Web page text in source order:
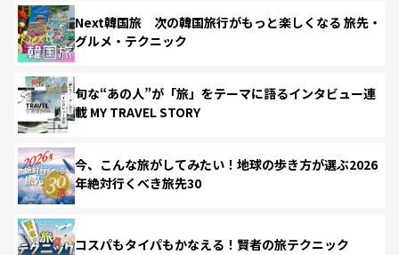
Next韓国旅 次の韓国旅行がもっと楽しくなる 旅先・
グルメ・テクニック
旬な“あの人”が「旅」をテーマに語るインタビュー連
載 MY TRAVEL STORY
今、こんな旅がしてみたい！地球の歩き方が選ぶ2026
年絶対行くべき旅先30
コスパもタイパもかなえる！賢者の旅テクニック